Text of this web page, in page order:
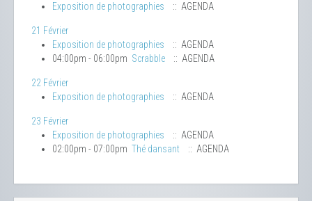
Exposition de photographies
:: AGENDA
21 Février
Exposition de photographies
:: AGENDA
04:00pm - 06:00pm Scrabble :: AGENDA
22 Février
Exposition de photographies
:: AGENDA
23 Février
Exposition de photographies
:: AGENDA
02:00pm - 07:00pm Thé dansant :: AGENDA